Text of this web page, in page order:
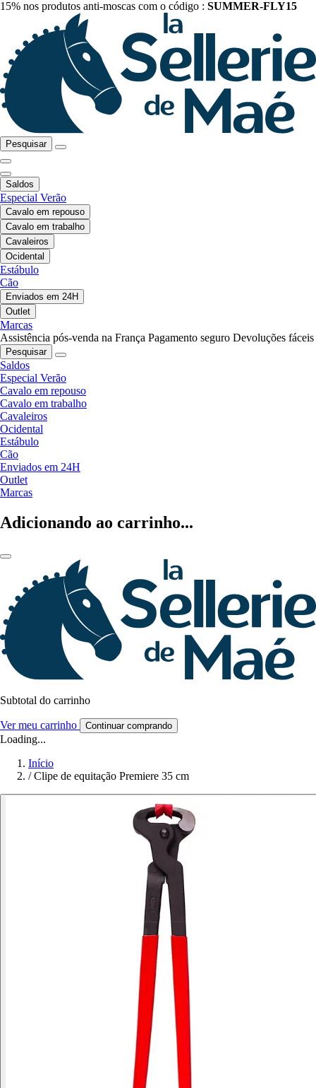
15% nos produtos anti-moscas com o código : SUMMER-FLY15
Pesquisar
Saldos
Especial Verão
Cavalo em repouso
Cavalo em trabalho
Cavaleiros
Ocidental
Estábulo
Cão
Enviados em 24H
Outlet
Marcas
Assistência pós-venda na França Pagamento seguro Devoluções fáceis
Pesquisar
Saldos
Especial Verão
Cavalo em repouso
Cavalo em trabalho
Cavaleiros
Ocidental
Estábulo
Cão
Enviados em 24H
Outlet
Marcas
Adicionando ao carrinho...
Subtotal do carrinho
Ver meu carrinho Continuar comprando
Loading...
Início
/ Clipe de equitação Premiere 35 cm